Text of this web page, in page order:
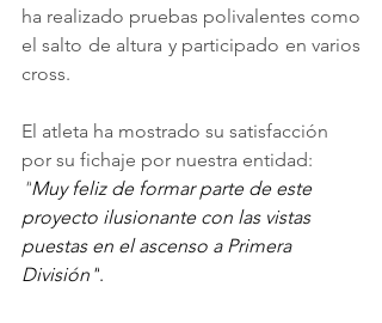
ha realizado pruebas polivalentes como
el salto de altura y participado en varios
cross.
El atleta ha mostrado su satisfacción
por su fichaje por nuestra entidad:
"Muy feliz de formar parte de este
proyecto ilusionante con las vistas
puestas en el ascenso a Primera
División".